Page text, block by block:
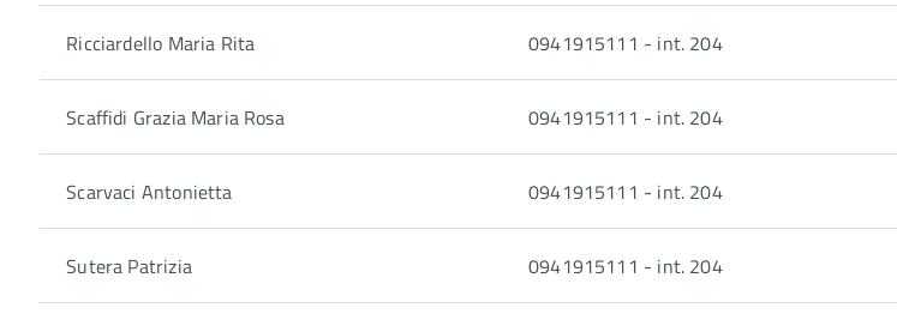
Ricciardello Maria Rita 0941915111 - int. 204
Scaffidi Grazia Maria Rosa 0941915111 - int. 204
Scarvaci Antonietta 0941915111 - int. 204
Sutera Patrizia 0941915111 - int. 204